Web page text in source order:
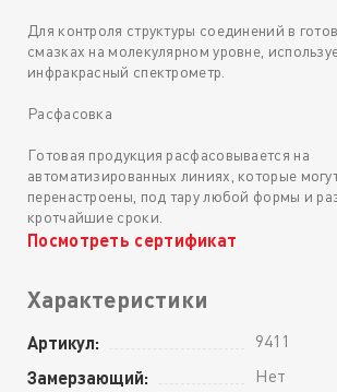
Для контроля структуры соединений в
смазках на молекулярном уровне,
инфракрасный спектрометр.
Расфасовка
Готовая продукция расфасовывается на
автоматизированных линиях, которые
перенастроены, под тару любой формы и
кротчайшие сроки.
Посмотреть сертификат
Характеристики
Артикул: 9411
Замерзающий: Нет